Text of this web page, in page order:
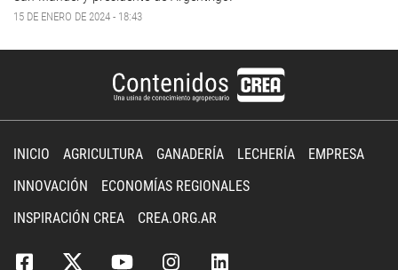
15 DE ENERO DE 2024 - 18:43
INICIO AGRICULTURA GANADERÍA LECHERÍA
EMPRESA
INNOVACIÓN
ECONOMÍAS REGIONALES
INSPIRACIÓN CREA
CREA.ORG.AR